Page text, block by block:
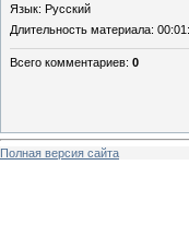
Язык: Русский
Длительность материала:
Всего комментариев: 0
Полная версия сайта